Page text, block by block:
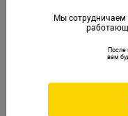
Декорация Prime "Живые камни,
Мы сотрудничаем
После
вам